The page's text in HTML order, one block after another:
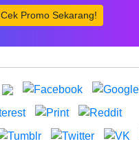
Cek Promo Sekarang!